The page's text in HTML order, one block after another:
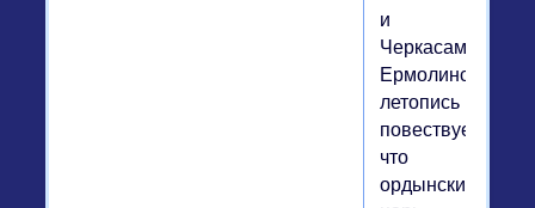
и
Черкасами.
Ермолинская
летопись
повествует,
что
ордынский